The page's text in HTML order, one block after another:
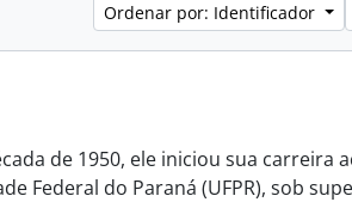
Ordenar por: Identificador
de 1950, ele iniciou sua carreira
Federal do Paraná (UFPR), sob